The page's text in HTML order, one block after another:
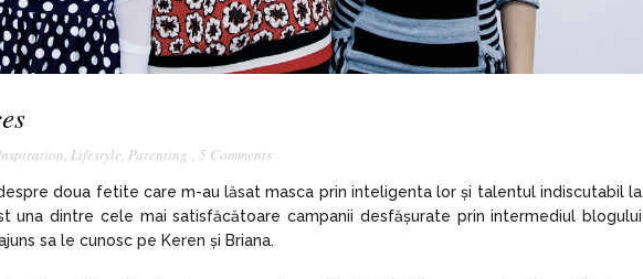
, Lifestyle, Parenting , 5 Comments
doua fetite care m-au lăsat masca prin inteligenta lor și talentul indiscutabil la
una dintre cele mai satisfăcătoare campanii desfășurate prin intermediul blogului
sa le cunosc pe Keren și Briana.